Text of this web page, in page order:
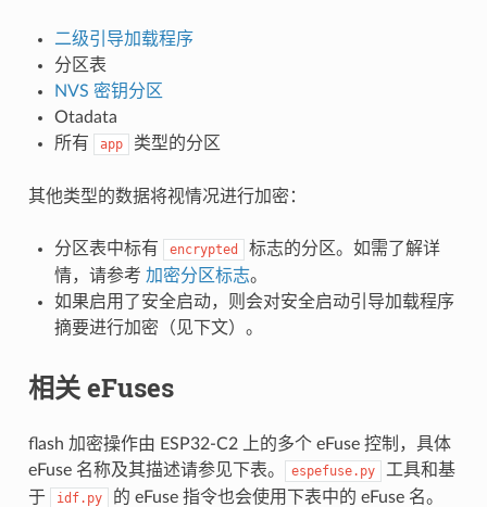
二级引导加载程序
分区表
NVS 密钥分区
Otadata
所有
app 类型的分区
其他类型的数据将视情况进行加密：
分区表中标有 encrypted
标志的分区。如需了解详
情，请参考 加密分区标志。
如果启用了安全启动，则会对安全启动引导加载程序
摘要进行加密（见下文）。
相关 eFuses
flash 加密操作由 ESP32-C2 上的多个 eFuse 控制，具体
eFuse 名称及其描述请参见下表。
espefuse.py
工具和基
于
idf.py
的 eFuse 指令也会使用下表中的 eFuse 名。